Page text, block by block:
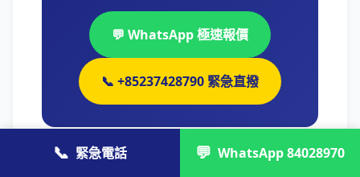
💬 WhatsApp 極速報價
📞 +85237428790 緊急直撥
📞 緊急電話 💬 WhatsApp 84028970